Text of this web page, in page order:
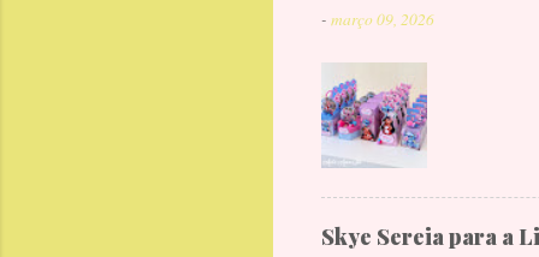
- março 09, 2026
Skye Sereia para a